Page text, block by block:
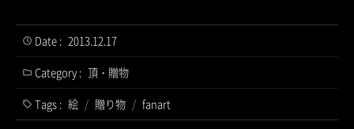
Date : 2013.12.17
Category : 頂・贈物
Tags : 絵 / 贈り物 / fanart